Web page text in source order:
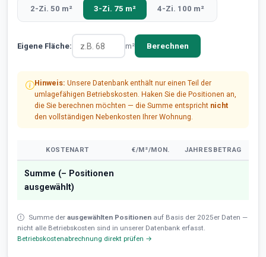
2-Zi. 50 m² 3-Zi. 75 m² 4-Zi. 100 m²
Eigene Fläche: m² Berechnen
Hinweis: Unsere Datenbank enthält nur einen Teil der
umlagefähigen Betriebskosten. Haken Sie die Positionen an,
die Sie berechnen möchten — die Summe entspricht nicht
den vollständigen Nebenkosten Ihrer Wohnung.
KOSTENART €/M²/MON. JAHRESBETRAG
Summe (– Positionen
ausgewählt)
Summe der ausgewählten Positionen auf Basis der 2025er Daten —
nicht alle Betriebskosten sind in unserer Datenbank erfasst.
Betriebskostenabrechnung direkt prüfen →